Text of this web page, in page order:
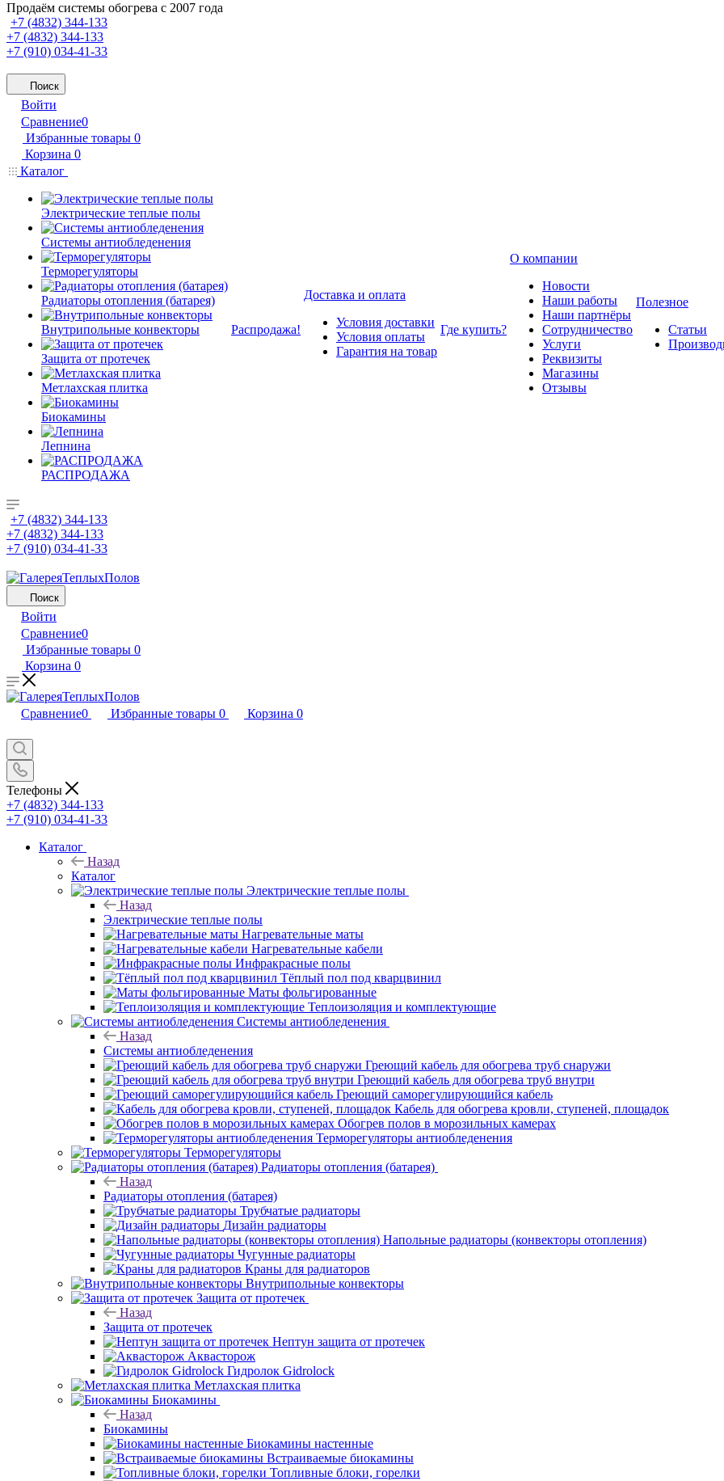
Продаём системы обогрева с 2007 года
+7 (4832) 344-133
+7 (4832) 344-133
+7 (910) 034-41-33
Поиск
Войти
Сравнение0
Избранные товары 0
Корзина 0
Каталог
Электрические теплые полы
Системы антиобледенения
Терморегуляторы
Радиаторы отопления (батарея)
Внутрипольные конвекторы
Защита от протечек
Метлахская плитка
Биокамины
Лепнина
РАСПРОДАЖА
Распродажа!
Доставка и оплата
Условия доставки
Условия оплаты
Гарантия на товар
Где купить?
О компании
Новости
Наши работы
Наши партнёры
Сотрудничество
Услуги
Реквизиты
Магазины
Отзывы
Полезное
Статьи
+7 (4832) 344-133
+7 (4832) 344-133
+7 (910) 034-41-33
Поиск
Войти
Сравнение0
Избранные товары 0
Корзина 0
Сравнение0 Избранные товары 0 Корзина 0
Телефоны
+7 (4832) 344-133
+7 (910) 034-41-33
Каталог
Назад
Каталог
Электрические теплые полы
Назад
Электрические теплые полы
Нагревательные маты
Нагревательные кабели
Инфракрасные полы
Тёплый пол под кварцвинил
Маты фольгированные
Теплоизоляция и комплектующие
Системы антиобледенения
Назад
Системы антиобледенения
Греющий кабель для обогрева труб снаружи
Греющий кабель для обогрева труб внутри
Греющий саморегулирующийся кабель
Кабель для обогрева кровли, ступеней, площадок
Обогрев полов в морозильных камерах
Терморегуляторы антиобледенения
Терморегуляторы
Радиаторы отопления (батарея)
Назад
Радиаторы отопления (батарея)
Трубчатые радиаторы
Дизайн радиаторы
Напольные радиаторы (конвекторы отопления)
Чугунные радиаторы
Краны для радиаторов
Внутрипольные конвекторы
Защита от протечек
Назад
Защита от протечек
Нептун защита от протечек
Аквасторож
Гидролок Gidrolock
Метлахская плитка
Биокамины
Назад
Биокамины
Биокамины настенные
Встраиваемые биокамины
Топливные блоки, горелки